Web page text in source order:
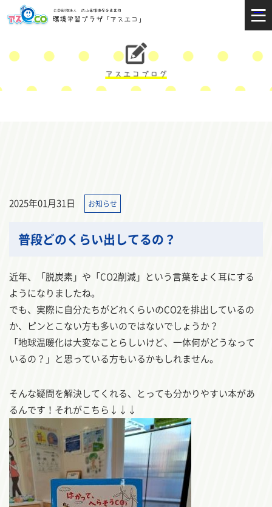
2025年01月31日 お知らせ
普段どのくらい出してるの？
近年、「脱炭素」や「CO2削減」という言葉をよく耳にする
ようになりましたね。
でも、実際に自分たちがどれくらいのCO2を排出しているの
か、ピンとこない方も多いのではないでしょうか？
「地球温暖化は大変なことらしいけど、一体何がどうなって
いるの？」と思っている方もいるかもしれません。
そんな疑問を解決してくれる、とっても分かりやすい本があ
るんです！それがこちら↓↓↓